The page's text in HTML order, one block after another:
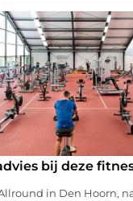
bij deze
in Den Hoorn,